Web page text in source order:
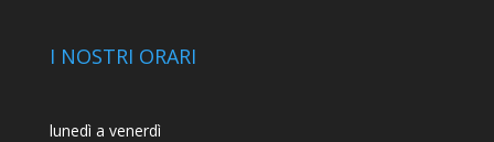
I NOSTRI ORARI
lunedì a venerdì